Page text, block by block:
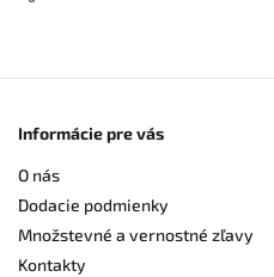
Informácie pre vás
O nás
Dodacie podmienky
Množstevné a vernostné zľavy
Kontakty